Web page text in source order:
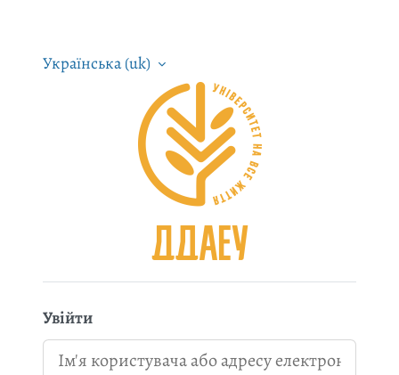
Українська ‎(uk)‎
Система
Увійти
Ім'я користувача або адресу електронної пошти